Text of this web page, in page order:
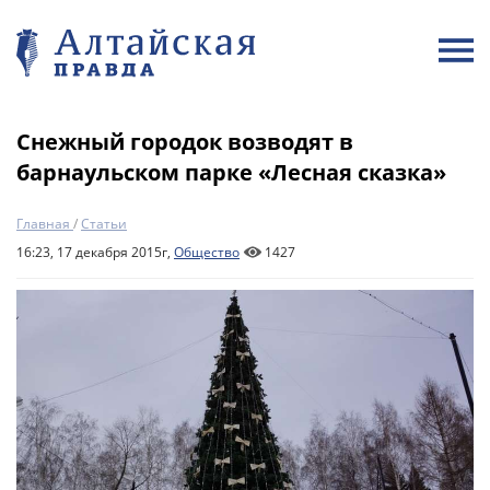
Снежный городок возводят в
барнаульском парке «Лесная сказка»
Главная /Статьи
16:23, 17 декабря 2015г, Общество 1427